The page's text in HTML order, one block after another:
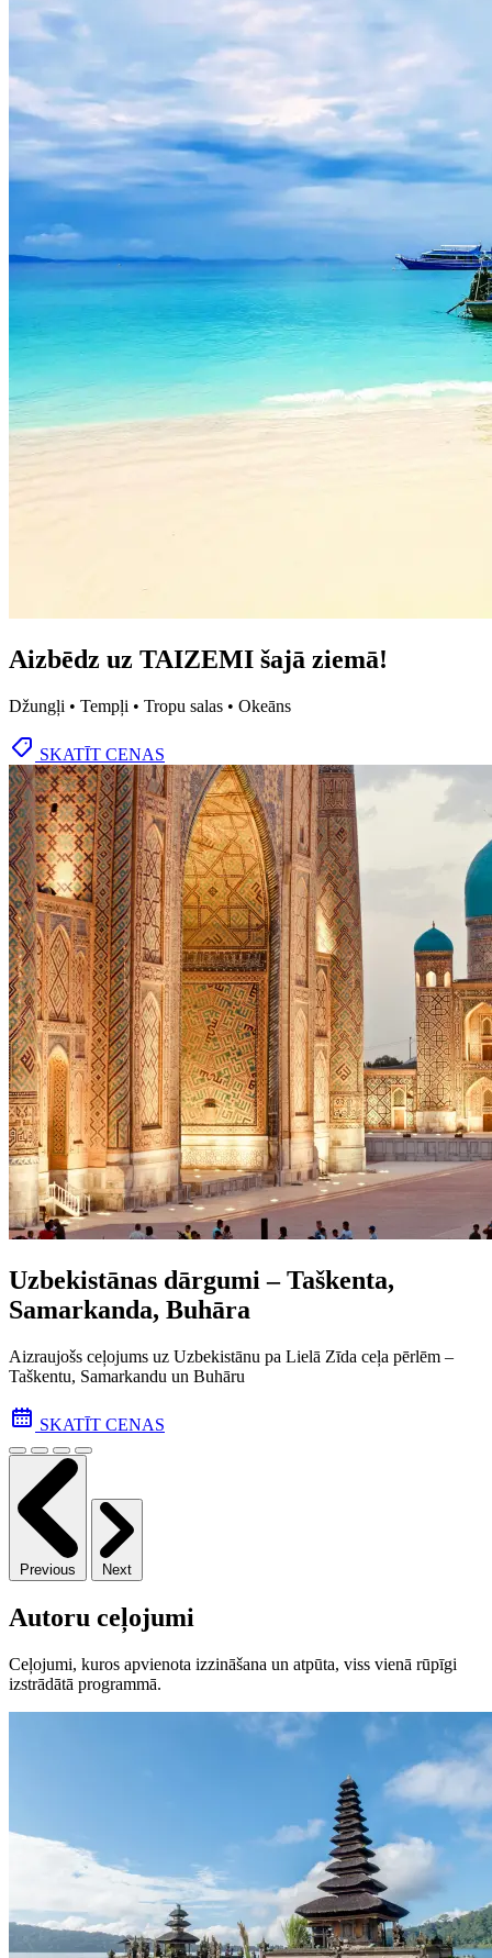
Aizbēdz uz TAIZEMI šajā ziemā!
Džungļi • Tempļi • Tropu salas • Okeāns
SKATĪT CENAS
Uzbekistānas dārgumi – Taškenta,
Samarkanda, Buhāra
Aizraujošs ceļojums uz Uzbekistānu pa Lielā Zīda ceļa pēr­lēm –
Taškentu, Samarkandu un Buhāru
SKATĪT CENAS
Previous Next
Autoru ceļojumi
Ceļojumi, kuros apvienota izzināšana un atpūta, viss vienā rūpīgi
izstrādātā programmā.